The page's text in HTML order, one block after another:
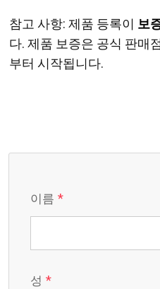
참고 사항: 제품 등록이 보
다. 제품 보증은 공식 판매
부터 시작됩니다.
이름 *
성 *